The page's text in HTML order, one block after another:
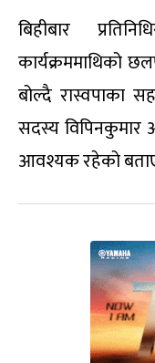
बिहीबार
कार्यक्रममाथिको
बोल्दै रास्वपाका
सदस्य विपिनकुमार
आवश्यक रहेको